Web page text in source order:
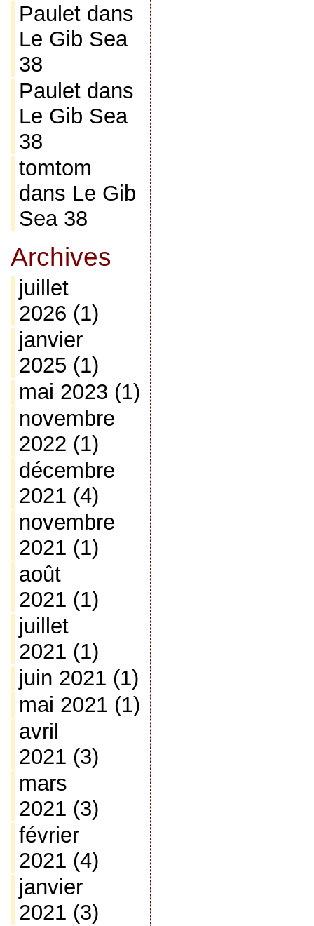
Pauletdans
Le Gib Sea
38
Pauletdans
Le Gib Sea
38
tomtom
dans Le Gib
Sea 38
Archives
juillet
2026 (1)
janvier
2025 (1)
mai 2023 (1)
novembre
2022 (1)
décembre
2021 (4)
novembre
2021 (1)
août
2021 (1)
juillet
2021 (1)
juin 2021 (1)
mai 2021 (1)
avril
2021 (3)
mars
2021 (3)
février
2021 (4)
janvier
2021 (3)